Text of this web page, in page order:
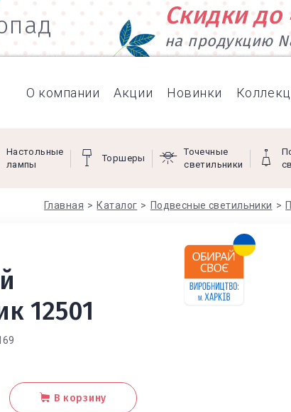
Скидки до
на продукцию
О компании Акции Новинки
Настольные
лампы
Торшеры
Точечные
светильники
Главная Каталог Подвесные светильники
12501
В корзину